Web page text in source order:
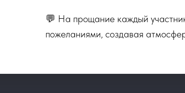
💬 На прощание каждый
пожеланиями, создавая